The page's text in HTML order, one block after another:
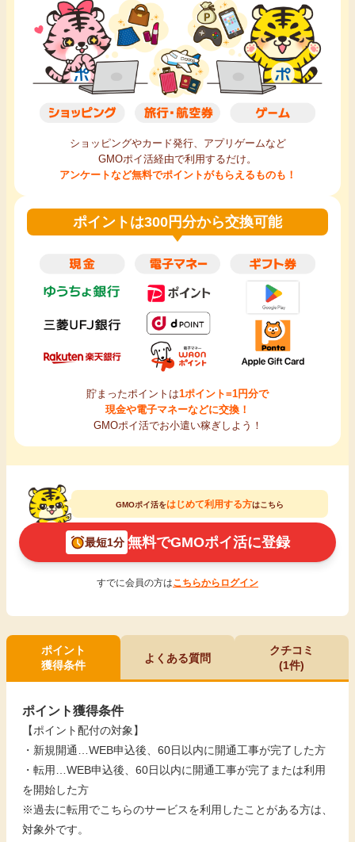
ショッピングやカード発行、アプリゲームなど
GMOポイ活経由で利用するだけ。
アンケートなど無料でポイントがもらえるものも！
ポイントは300円分から交換可能
貯まったポイントは1ポイント=1円分で
現金や電子マネーなどに交換！
GMOポイ活でお小遣い稼ぎしよう！
GMOポイ活をはじめて利用する方はこちら
最短1分 無料でGMOポイ活に登録
すでに会員の方はこちらからログイン
ポイント
獲得条件
よくある質問
クチコミ
(1件)
ポイント獲得条件
【ポイント配付の対象】
・新規開通…WEB申込後、60日以内に開通工事が完了した方
・転用…WEB申込後、60日以内に開通工事が完了または利用
を開始した方
※過去に転用でこちらのサービスを利用したことがある方は、
対象外です。